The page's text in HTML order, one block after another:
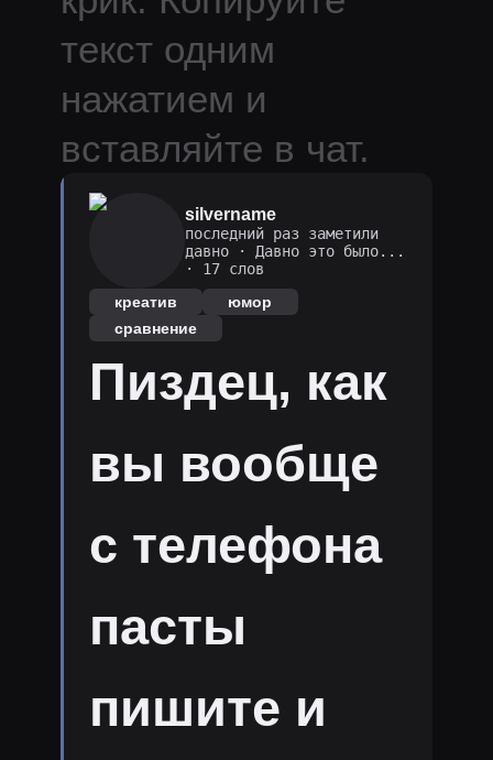
текст одним
нажатием и
вставляйте в чат.
silvername
последний раз заметили
давно·
Давно это было...
· 17 слов
креатив
юмор
сравнение
Пиздец, как
вы вообще
с телефона
пасты
пишите и